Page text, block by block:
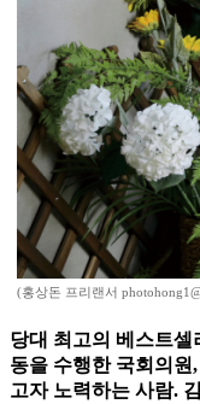
(홍상돈 프리랜서
당대 최고의 베스트셀
동을 수행한 국회의
고자 노력하는 사람.